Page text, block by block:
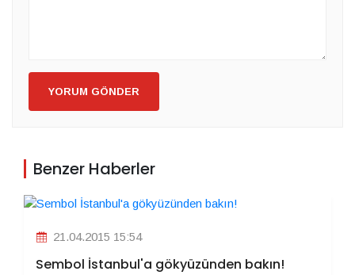
YORUM GÖNDER
Benzer Haberler
21.04.2015 15:54
Sembol İstanbul'a gökyüzünden bakın!